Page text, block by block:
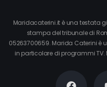
Maridacaterini.it è una testata
stampa del tribunale di
05263700659. Marida Caterini è
in particolare di programmi TV.